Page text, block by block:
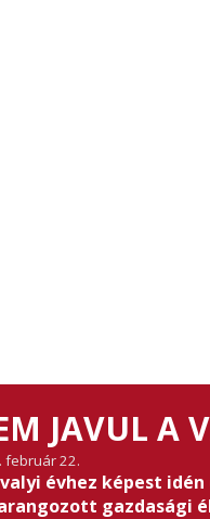
JAVUL A
február 22.
évhez képest
gazdasági